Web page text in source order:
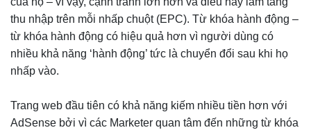
thu nhập trên mỗi nhấp chuột (EPC). Từ khóa hành động –
từ khóa hành động có hiệu quả hơn vì người dùng có
nhiều khả năng ‘hành động’ tức là chuyển đổi sau khi họ
nhấp vào.
Trang web đầu tiên có khả năng kiếm nhiều tiền hơn với
AdSense bởi vì các Marketer quan tâm đến những từ khóa